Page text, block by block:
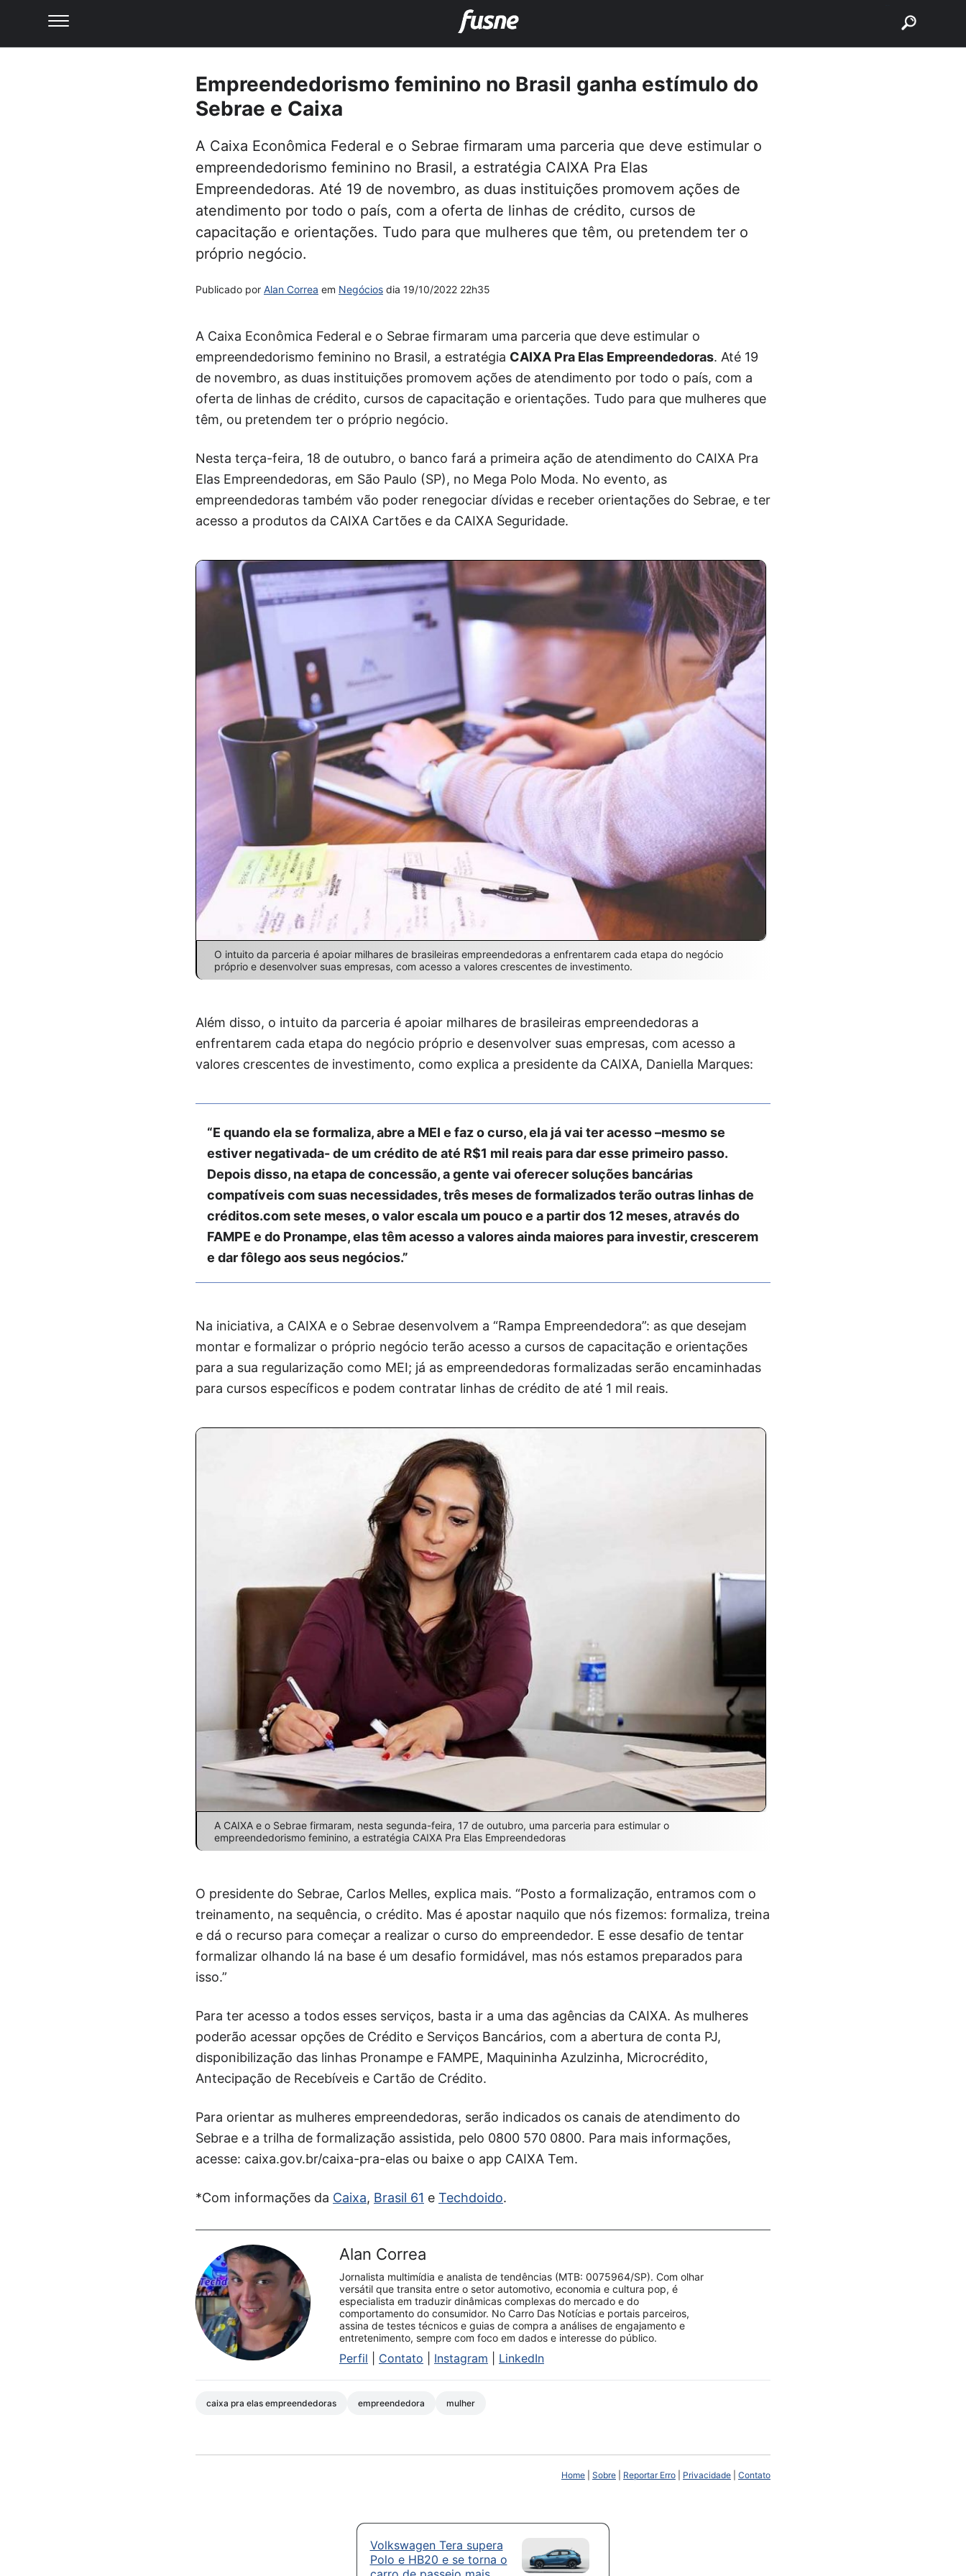
Empreendedorismo feminino no Brasil ganha estímulo do
Sebrae e Caixa
A Caixa Econômica Federal e o Sebrae firmaram uma parceria que deve estimular o
empreendedorismo feminino no Brasil, a estratégia CAIXA Pra Elas
Empreendedoras. Até 19 de novembro, as duas instituições promovem ações de
atendimento por todo o país, com a oferta de linhas de crédito, cursos de
capacitação e orientações. Tudo para que mulheres que têm, ou pretendem ter o
próprio negócio.
Publicado por Alan Correa em Negócios dia 19/10/2022 22h35
A Caixa Econômica Federal e o Sebrae firmaram uma parceria que deve estimular o
empreendedorismo feminino no Brasil, a estratégia CAIXA Pra Elas Empreendedoras. Até 19
de novembro, as duas instituições promovem ações de atendimento por todo o país, com a
oferta de linhas de crédito, cursos de capacitação e orientações. Tudo para que mulheres que
têm, ou pretendem ter o próprio negócio.
Nesta terça-feira, 18 de outubro, o banco fará a primeira ação de atendimento do CAIXA Pra
Elas Empreendedoras, em São Paulo (SP), no Mega Polo Moda. No evento, as
empreendedoras também vão poder renegociar dívidas e receber orientações do Sebrae, e ter
acesso a produtos da CAIXA Cartões e da CAIXA Seguridade.
O intuito da parceria é apoiar milhares de brasileiras empreendedoras a enfrentarem cada etapa do negócio
próprio e desenvolver suas empresas, com acesso a valores crescentes de investimento.
Além disso, o intuito da parceria é apoiar milhares de brasileiras empreendedoras a
enfrentarem cada etapa do negócio próprio e desenvolver suas empresas, com acesso a
valores crescentes de investimento, como explica a presidente da CAIXA, Daniella Marques:
“E quando ela se formaliza, abre a MEI e faz o curso, ela já vai ter acesso –mesmo se
estiver negativada- de um crédito de até R$1 mil reais para dar esse primeiro passo.
Depois disso, na etapa de concessão, a gente vai oferecer soluções bancárias
compatíveis com suas necessidades, três meses de formalizados terão outras linhas de
créditos.com sete meses, o valor escala um pouco e a partir dos 12 meses, através do
FAMPE e do Pronampe, elas têm acesso a valores ainda maiores para investir, crescerem
e dar fôlego aos seus negócios.”
Na iniciativa, a CAIXA e o Sebrae desenvolvem a “Rampa Empreendedora”: as que desejam
montar e formalizar o próprio negócio terão acesso a cursos de capacitação e orientações
para a sua regularização como MEI; já as empreendedoras formalizadas serão encaminhadas
para cursos específicos e podem contratar linhas de crédito de até 1 mil reais.
A CAIXA e o Sebrae firmaram, nesta segunda-feira, 17 de outubro, uma parceria para estimular o
empreendedorismo feminino, a estratégia CAIXA Pra Elas Empreendedoras
O presidente do Sebrae, Carlos Melles, explica mais. “Posto a formalização, entramos com o
treinamento, na sequência, o crédito. Mas é apostar naquilo que nós fizemos: formaliza, treina
e dá o recurso para começar a realizar o curso do empreendedor. E esse desafio de tentar
formalizar olhando lá na base é um desafio formidável, mas nós estamos preparados para
isso.”
Para ter acesso a todos esses serviços, basta ir a uma das agências da CAIXA. As mulheres
poderão acessar opções de Crédito e Serviços Bancários, com a abertura de conta PJ,
disponibilização das linhas Pronampe e FAMPE, Maquininha Azulzinha, Microcrédito,
Antecipação de Recebíveis e Cartão de Crédito.
Para orientar as mulheres empreendedoras, serão indicados os canais de atendimento do
Sebrae e a trilha de formalização assistida, pelo 0800 570 0800. Para mais informações,
acesse: caixa.gov.br/caixa-pra-elas ou baixe o app CAIXA Tem.
*Com informações da Caixa, Brasil 61 e Techdoido.
Alan Correa
Jornalista multimídia e analista de tendências (MTB: 0075964/SP). Com olhar
versátil que transita entre o setor automotivo, economia e cultura pop, é
especialista em traduzir dinâmicas complexas do mercado e do
comportamento do consumidor. No Carro Das Notícias e portais parceiros,
assina de testes técnicos e guias de compra a análises de engajamento e
entretenimento, sempre com foco em dados e interesse do público.
Perfil Contato Instagram LinkedIn
caixa pra elas empreendedoras empreendedora mulher
Home Sobre Reportar Erro Privacidade Contato
Volkswagen Tera supera
Polo e HB20 e se torna o